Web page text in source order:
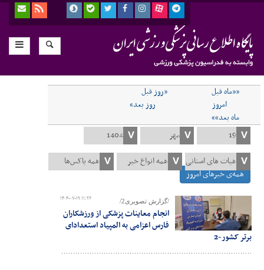
««ماه قبل
«روز قبل
امروز
روز بعد»
ماه بعد»»
همه‌ی خبرهای امروز
۱۴۰۴-۰۷-۱۹ ۱۱:۲۶ /گزارش تصویری2/
انجام معاینات پزشکی از ورزشکاران
فارس اعزامی به المپیاد استعدادای
برتر کشور-2